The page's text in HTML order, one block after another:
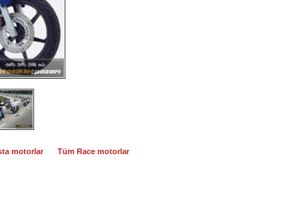
Tüm Race motorlar
motorlar